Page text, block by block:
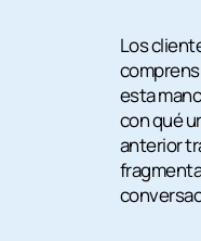
Los
esta
con qué
anterior